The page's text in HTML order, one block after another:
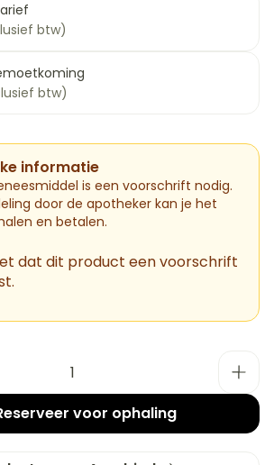
btw)
btw)
informatie
is een voorschrift nodig.
door de apotheker kan je het
en betalen.
dat dit product een voorschrift
voor ophaling